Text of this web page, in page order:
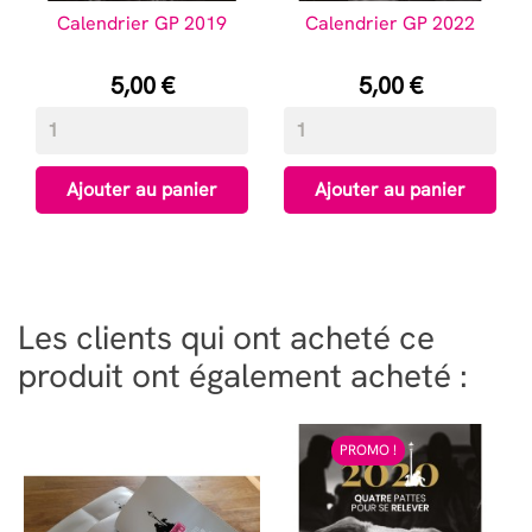
Calendrier GP 2019
Prix
5,00 €
Ajouter au panier
Calendrier GP 2022
Prix
5,00 €
Ajouter au panier
Les clients qui ont acheté ce
produit ont également acheté :
PROMO !